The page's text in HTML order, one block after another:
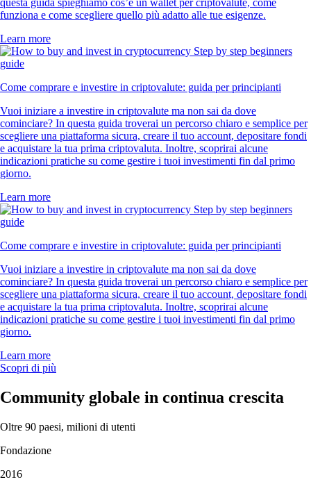
questa guida spieghiamo cos’è un wallet per criptovalute, come
funziona e come scegliere quello più adatto alle tue esigenze.
Learn more
Come comprare e investire in criptovalute: guida per principianti
Vuoi iniziare a investire in criptovalute ma non sai da dove
cominciare? In questa guida troverai un percorso chiaro e semplice per
scegliere una piattaforma sicura, creare il tuo account, depositare fondi
e acquistare la tua prima criptovaluta. Inoltre, scoprirai alcune
indicazioni pratiche su come gestire i tuoi investimenti fin dal primo
giorno.
Learn more
Come comprare e investire in criptovalute: guida per principianti
Vuoi iniziare a investire in criptovalute ma non sai da dove
cominciare? In questa guida troverai un percorso chiaro e semplice per
scegliere una piattaforma sicura, creare il tuo account, depositare fondi
e acquistare la tua prima criptovaluta. Inoltre, scoprirai alcune
indicazioni pratiche su come gestire i tuoi investimenti fin dal primo
giorno.
Learn more
Scopri di più
Community globale in continua crescita
Oltre 90 paesi, milioni di utenti
Fondazione
2016